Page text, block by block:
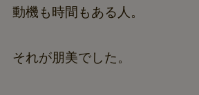
動機も時間もある人。
それが朋美でした。